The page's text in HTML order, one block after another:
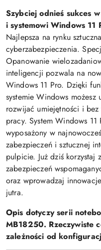
Szybciej odnieś sukces
i systemowi Windows 11
Najlepsza na rynku
cyberzabezpieczenia.
Opanowanie
inteligencji pozwala na
Windows 11 Pro. Dzięki
systemie Windows
rozwijać umiejętności i bez
pracy. System Windows
wyposażony w
zabezpieczeń i sztucznej
pulpicie. Już dziś korzystaj
zabezpieczeń
oraz wprowadzaj
jutra.
Opis dotyczy serii
MB18250. Rzeczywiste
zależności od